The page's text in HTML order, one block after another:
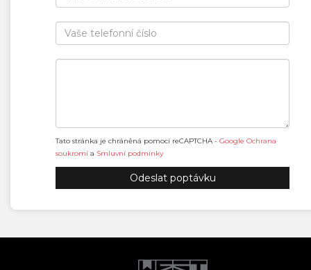
Tato stránka je chráněná pomocí reCAPTCHA - Google Ochrana
soukromí a Smluvní podmínky